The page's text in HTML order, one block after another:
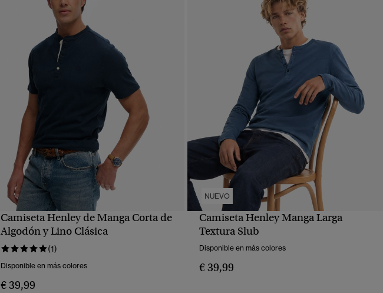
VISTA RÁPIDA
Camiseta Henley de Manga Corta de
Algodón y Lino Clásica
(1)
Disponible en más colores
€ 39,99
NUEVO
VISTA RÁPIDA
Camiseta Henley Manga Larga
Textura Slub
Disponible en más colores
€ 39,99